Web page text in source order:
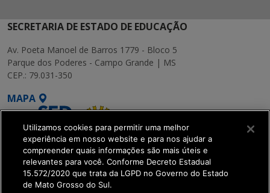
SECRETARIA DE ESTADO DE EDUCAÇÃO
Av. Poeta Manoel de Barros 1779 - Bloco 5
Parque dos Poderes - Campo Grande | MS
CEP.: 79.031-350
MAPA
SETDIG | Secretaria-
Utilizamos cookies para permitir uma melhor
experiência em nosso website e para nos ajudar a
compreender quais informações são mais úteis e
relevantes para você. Conforme Decreto Estadual
15.572/2020 que trata da LGPD no Governo do Estado
de Mato Grosso do Sul.